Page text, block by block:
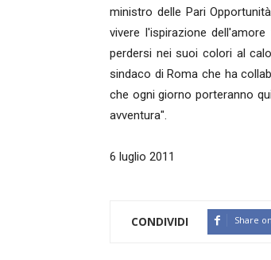
ministro delle Pari
vivere l'ispirazione
perdersi nei suoi colori al
sindaco di Roma che ha
che ogni giorno porteranno
avventura".
6 luglio 2011
CONDIVIDI Share